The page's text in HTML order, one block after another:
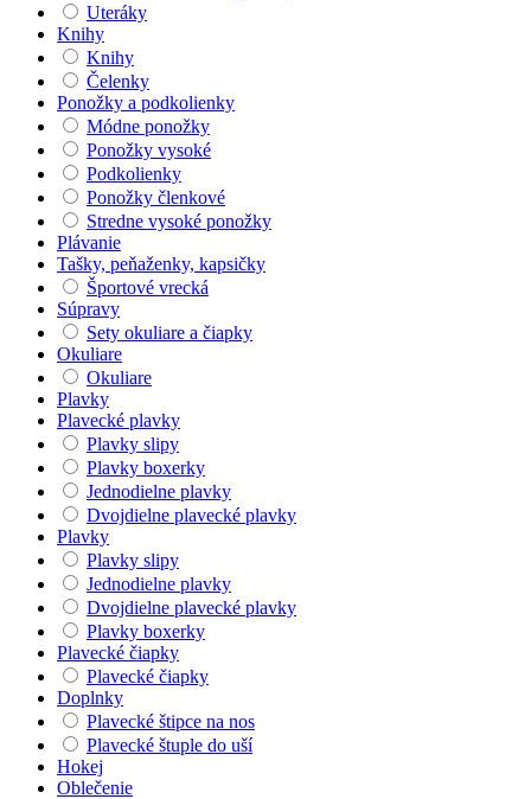
Uteráky
Knihy
Knihy
Čelenky
Ponožky a podkolienky
Módne ponožky
Ponožky vysoké
Podkolienky
Ponožky členkové
Stredne vysoké ponožky
Plávanie
Tašky, peňaženky, kapsičky
Športové vrecká
Súpravy
Sety okuliare a čiapky
Okuliare
Okuliare
Plavky
Plavecké plavky
Plavky slipy
Plavky boxerky
Jednodielne plavky
Dvojdielne plavecké plavky
Plavky
Plavky slipy
Jednodielne plavky
Dvojdielne plavecké plavky
Plavky boxerky
Plavecké čiapky
Plavecké čiapky
Doplnky
Plavecké štipce na nos
Plavecké štuple do uší
Hokej
Oblečenie